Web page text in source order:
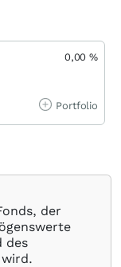
0,00%
Portfolio
der
des